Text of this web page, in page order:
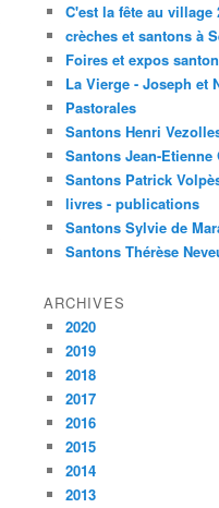
C'est la fête au village
crèches et santons à
Foires et expos
La Vierge - Joseph et
Pastorales
Santons Henri
Santons Jean-Etienne
Santons Patrick
livres - publications
Santons Sylvie de
Santons Thérèse
ARCHIVES
2020
2019
2018
2017
2016
2015
2014
2013